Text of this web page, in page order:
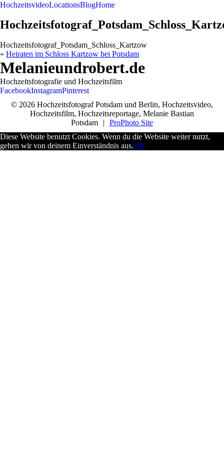
HochzeitsvideoLocationsBlogHome
Hochzeitsfotograf_Potsdam_Schloss_Kartzow
« Heiraten im Schloss Kartzow bei Potsdam
Melanieundrobert.de
Hochzeitsfotografie und Hochzeitsfilm
FacebookInstagramPinterest
© 2026 Hochzeitsfotograf Potsdam und Berlin, Hochzeitsvideo,
Hochzeitsfilm, Hochzeitsreportage, Melanie Bastian
Potsdam
|
ProPhoto Site
Diese Website benutzt Cookies. Wenn du die Website weiter nutzt,
gehen wir von deinem Einverständnis aus.OK